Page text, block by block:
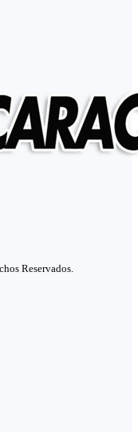
Reservados.